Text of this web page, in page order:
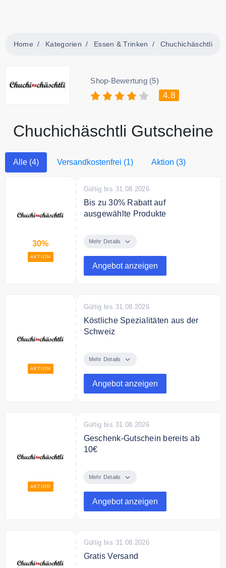
Home Kategorien Essen & Trinken Chuchichäschtli
Shop-Bewertung (5)
4.8
Chuchichäschtli Gutscheine
Alle (4) Versandkostenfrei (1) Aktion (3)
30%
AKTION
Gültig bis 31.08.2026
Bis zu 30% Rabatt auf
ausgewählte Produkte
Chuchichäschtli und sparen Sie
Produkte.
Mehr Details
Angebot anzeigen
AKTION
Gültig bis 31.08.2026
Köstliche Spezialitäten aus der
Schweiz
köstliche Spezialitäten aus der
Mehr Details
Angebot anzeigen
AKTION
Gültig bis 31.08.2026
Geschenk-Gutschein bereits ab
10€
Chuchichäschtli Geschenk-
Mehr Details
Angebot anzeigen
Gültig bis 31.08.2026
Gratis Versand